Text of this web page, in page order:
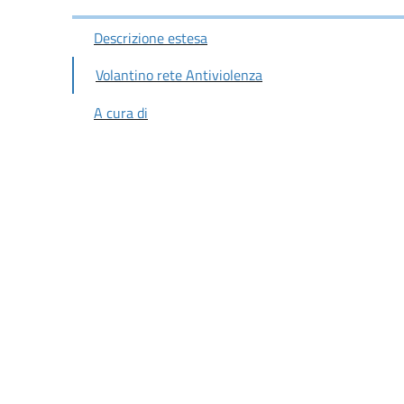
Descrizione estesa
Volantino rete Antiviolenza
A cura di